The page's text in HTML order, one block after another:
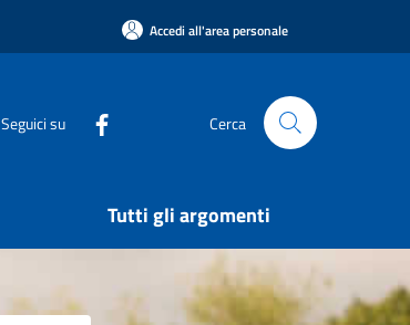
Accedi all'area personale
Seguici su Cerca
Tutti gli argomenti